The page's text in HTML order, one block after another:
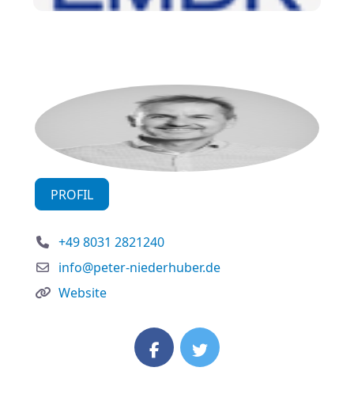
PROFIL
+49 8031 2821240
info@peter-niederhuber.de
Website